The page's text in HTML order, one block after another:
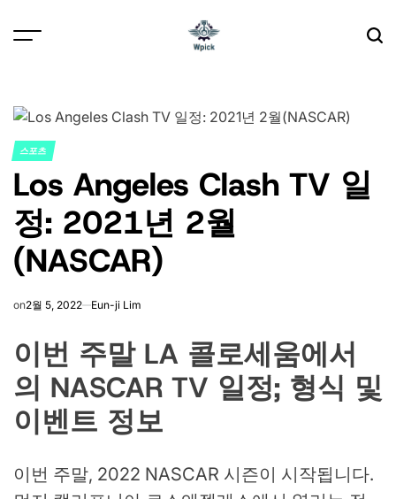
POSTED
IN
스포츠
Los Angeles Clash TV 일
정: 2021년 2월
(NASCAR)
on2월 5, 2022 Eun-ji Lim
이번 주말 LA 콜로세움에서
의 NASCAR TV 일정; 형식 및
이벤트 정보
이번 주말, 2022 NASCAR 시즌이 시작됩니다.